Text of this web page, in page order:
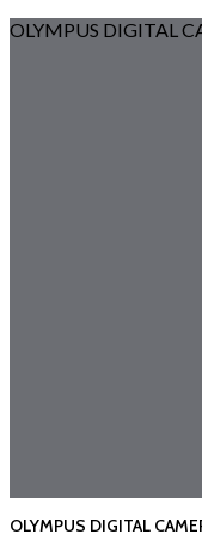
OLYMPUS DIGITAL
OLYMPUS DIGITAL